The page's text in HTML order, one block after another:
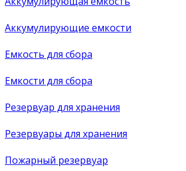
Аккумулирующие емкости
Емкость для сбора
Емкости для сбора
Резервуар для хранения
Резервуары для хранения
Пожарный резервуар